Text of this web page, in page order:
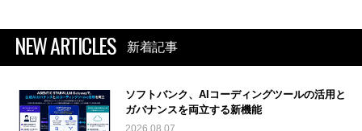
NEW ARTICLES 新着記事
ソフトバンク、AIコーディングツールの活用と
ガバナンスを両立する新機能
2026.08.07